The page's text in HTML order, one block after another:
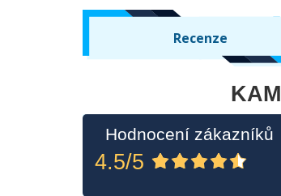
Recenze
Hodnocení zákazníků
4.5/5